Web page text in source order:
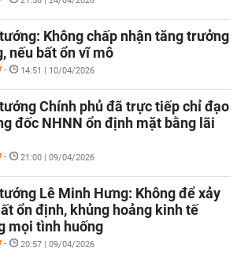
Không chấp nhận tăng trưởng
nếu bất ổn vĩ mô
- 14:51 | 10/04/2026
Chính phủ đã trực tiếp chỉ đạo
đốc NHNN ổn định mặt bằng lãi
- 21:00 | 09/04/2026
Lê Minh Hưng: Không để xảy
ổn định, khủng hoảng kinh tế
mọi tình huống
- 20:57 | 09/04/2026